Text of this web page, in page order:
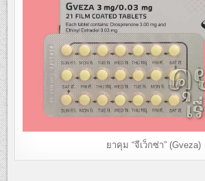
ยาคุม “จีเว็กซ่า” (Gveza)